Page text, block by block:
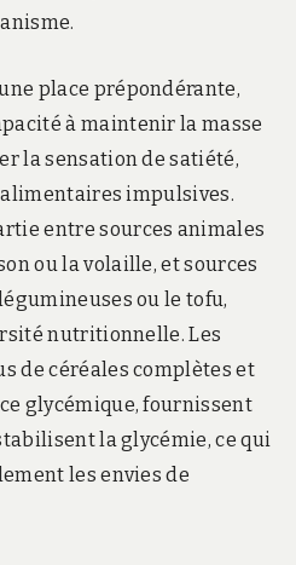
place prépondérante,
à maintenir la masse
la sensation de satiété,
impulsives.
entre sources animales
ou la volaille, et sources
ou le tofu,
nutritionnelle. Les
de céréales complètes et
glycémique, fournissent
la glycémie, ce qui
les envies de